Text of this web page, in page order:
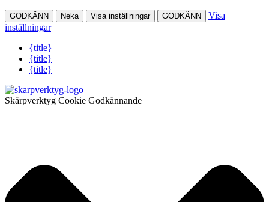
GODKÄNN Neka Visa inställningar GODKÄNN
Visa
inställningar
{title}
{title}
{title}
Skärpverktyg Cookie Godkännande